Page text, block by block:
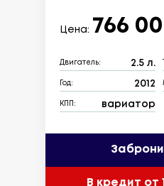
Цена: 766
Двигатель: 2.5 л.
Год: 2012
КПП: вариатор
В кредит от